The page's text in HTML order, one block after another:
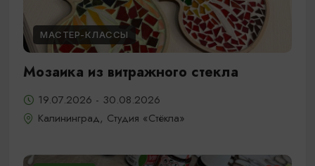
МАСТЕР-КЛАССЫ
Мозаика из витражного стекла
19.07.2026 - 30.08.2026
Калининград, Студия «Стёкла»